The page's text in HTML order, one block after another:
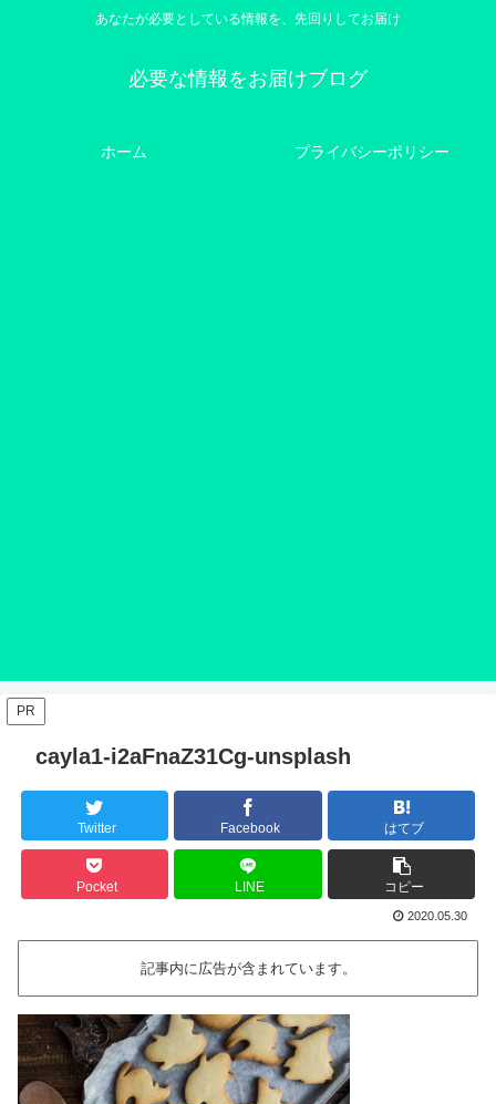
あなたが必要としている情報を、先回りしてお届け
必要な情報をお届けブログ
ホーム プライバシーポリシー
PR
cayla1-i2aFnaZ31Cg-unsplash
Twitter Facebook はてブ
Pocket LINE コピー
2020.05.30
記事内に広告が含まれています。